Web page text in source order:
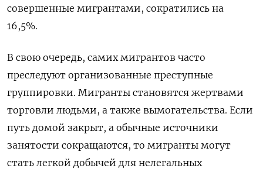
совершенные мигрантами, сократились на
16,5%.
В свою очередь, самих мигрантов часто
преследуют организованные преступные
группировки. Мигранты становятся жертвами
торговли людьми, а также вымогательства. Если
путь домой закрыт, а обычные источники
занятости сокращаются, то мигранты могут
стать легкой добычей для нелегальных